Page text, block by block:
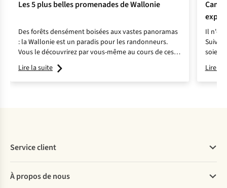
Les 5 plus belles promenades de Wallonie
Des forêts densément boisées aux vastes panoramas
: la Wallonie est un paradis pour les randonneurs.
Vous le découvrirez par vous-même au cours de ces 5
promenades.
Lire la suite
Il
soient
Lire la
Service client
Commander
À propos de nous